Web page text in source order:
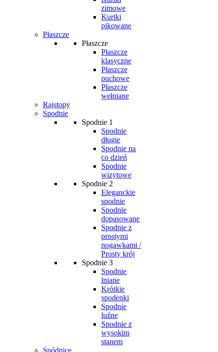
zimowe
Kurtki
pikowane
Płaszcze
Płaszcze
Płaszcze
klasyczne
Płaszcze
puchowe
Płaszcze
wełniane
Rajstopy
Spodnie
Spodnie 1
Spodnie
długie
Spodnie na
co dzień
Spodnie
wizytowe
Spodnie 2
Eleganckie
spodnie
Spodnie
dopasowane
Spodnie z
prostymi
nogawkami /
Prosty krój
Spodnie 3
Spodnie
lniane
Krótkie
spodenki
Spodnie
luźne
Spodnie z
wysokim
stanem
Spódnice